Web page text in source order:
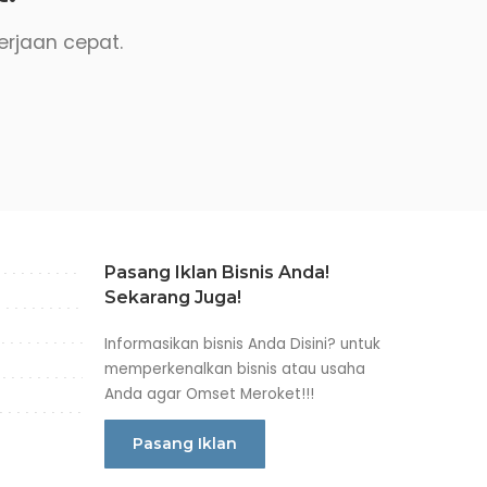
cepat.
Pasang Iklan Bisnis Anda!
Sekarang Juga!
Informasikan bisnis Anda Disini? untuk
memperkenalkan bisnis atau usaha
Anda agar Omset Meroket!!!
Pasang Iklan